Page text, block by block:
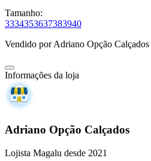
Tamanho:
3334353637383940
Vendido porAdriano Opção Calçados
Informações da loja
Adriano Opção Calçados
Lojista Magalu desde 2021